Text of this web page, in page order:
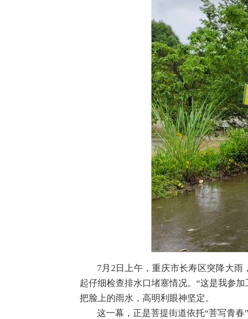
7月2日上午，重庆市长寿区突降大
起仔细检查排水口堵塞情况。“这是我参
把脸上的雨水，高明利 眼神坚定。
这一幕，正是菩提街道依托“菩写青春